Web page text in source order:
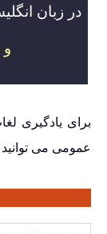
در زبان
برای یادگیری
عمومی می توانید